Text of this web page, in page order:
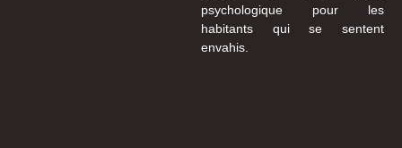
psychologique pour les
habitants qui se sentent
envahis.